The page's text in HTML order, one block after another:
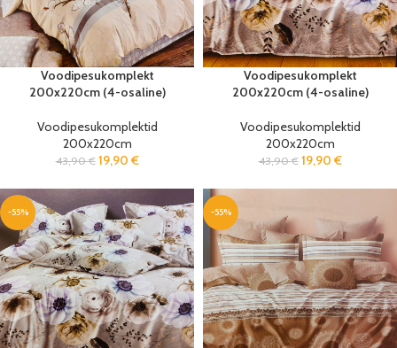
Voodipesukomplekt
200x220cm (4-osaline)
Voodipesukomplektid
200x220cm
43,90€ 19,90 €
Voodipesukomplekt
200x220cm (4-osaline)
Voodipesukomplektid
200x220cm
43,90€ 19,90 €
-55% -55%